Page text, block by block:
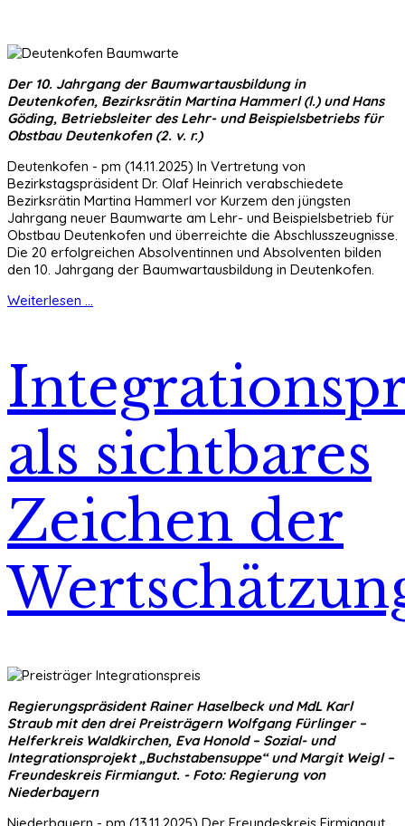
Der 10. Jahrgang der Baumwartausbildung in
Deutenkofen, Bezirksrätin Martina Hammerl (l.) und Hans
Göding, Betriebsleiter des Lehr- und Beispielsbetriebs für
Obstbau Deutenkofen (2. v. r.)
Deutenkofen - pm (14.11.2025) In Vertretung von
Bezirkstagspräsident Dr. Olaf Heinrich verabschiedete
Bezirksrätin Martina Hammerl vor Kurzem den jüngsten
Jahrgang neuer Baumwarte am Lehr- und Beispielsbetrieb für
Obstbau Deutenkofen und überreichte die Abschlusszeugnisse.
Die 20 erfolgreichen Absolventinnen und Absolventen bilden
den 10. Jahrgang der Baumwartausbildung in Deutenkofen.
Weiterlesen ...
als sichtbares
Zeichen der
Regierungspräsident Rainer Haselbeck und MdL Karl
Straub mit den drei Preisträgern Wolfgang Fürlinger –
Helferkreis Waldkirchen, Eva Honold – Sozial- und
Integrationsprojekt „Buchstabensuppe“ und Margit Weigl –
Freundeskreis Firmiangut. - Foto: Regierung von
Niederbayern